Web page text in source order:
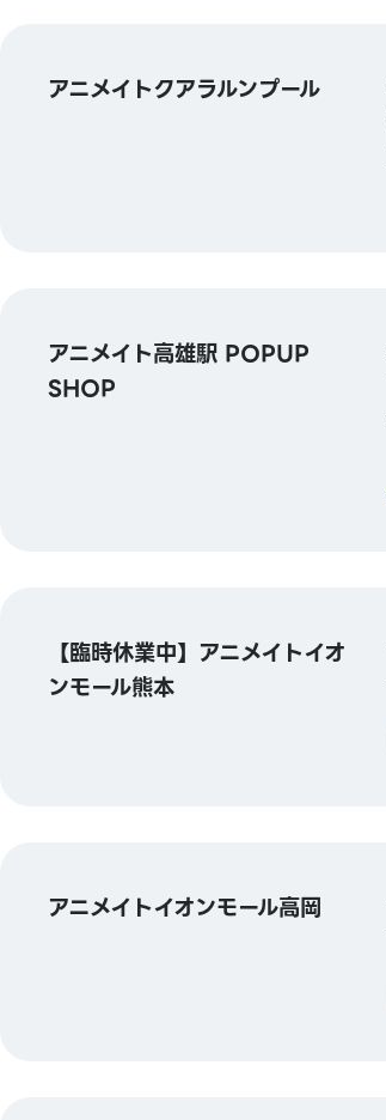
アニメイトクアラルンプール
アニメイト高雄駅 POPUP
SHOP
【臨時休業中】アニメイトイオ
ンモール熊本
アニメイトイオンモール高岡